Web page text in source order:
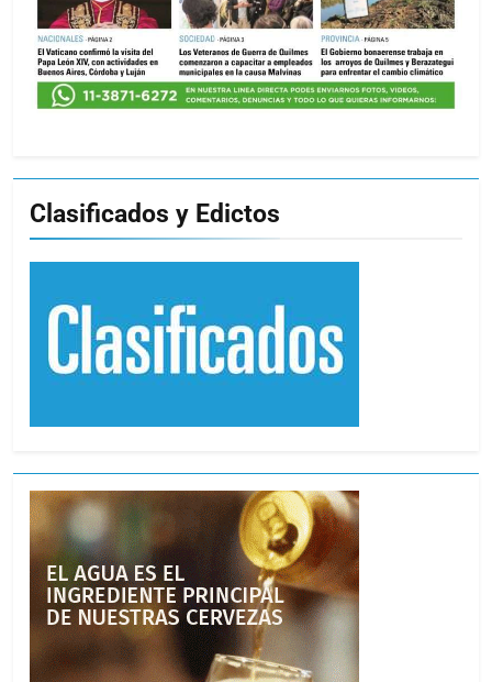
Clasificados y Edictos